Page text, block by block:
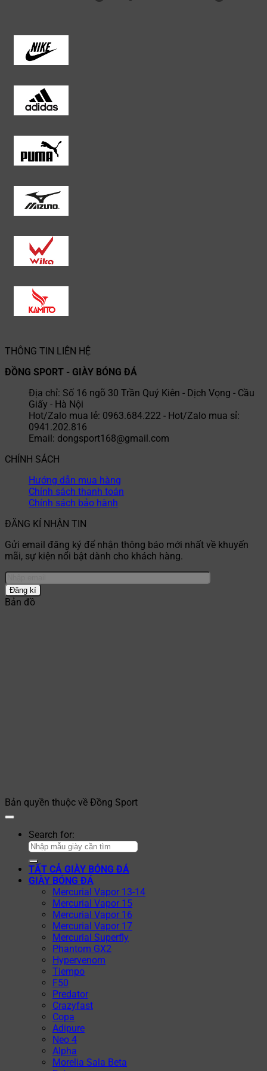
THÔNG TIN LIÊN HỆ
ĐỒNG SPORT - GIÀY BÓNG ĐÁ
Địa chỉ: Số 16 ngõ 30 Trần Quý Kiên - Dịch Vọng - Cầu
Giấy - Hà Nội
Hot/Zalo mua lẻ: 0963.684.222 - Hot/Zalo mua sỉ:
0941.202.816
Email: dongsport168@gmail.com
CHÍNH SÁCH
Hướng dẫn mua hàng
Chính sách thanh toán
Chính sách bảo hành
ĐĂNG KÍ NHẬN TIN
Gửi email đăng ký để nhận thông báo mới nhất về khuyến
mãi, sự kiện nổi bật dành cho khách hàng.
Bản đồ
Bản quyền thuộc về Đồng Sport
Search for:
TẤT CẢ GIÀY BÓNG ĐÁ
GIÀY BÓNG ĐÁ
Mercurial Vapor 13-14
Mercurial Vapor 15
Mercurial Vapor 16
Mercurial Vapor 17
Mercurial Superfly
Phantom GX2
Hypervenom
Tiempo
F50
Predator
Crazyfast
Copa
Adipure
Neo 4
Alpha
Morelia Sala Beta